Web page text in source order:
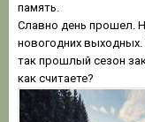
память.
Славно день прошел.
новогодних выходных.
так прошлый сезон
как считаете?